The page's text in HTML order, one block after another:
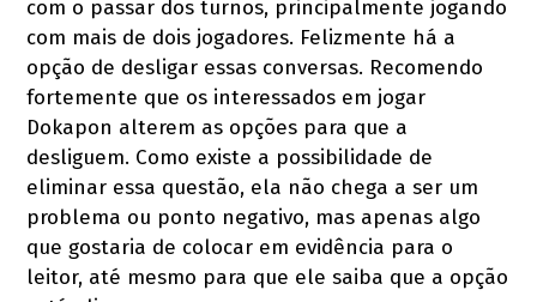
com o passar dos turnos, principalmente jogando
com mais de dois jogadores. Felizmente há a
opção de desligar essas conversas. Recomendo
fortemente que os interessados em jogar
Dokapon alterem as opções para que a
desliguem. Como existe a possibilidade de
eliminar essa questão, ela não chega a ser um
problema ou ponto negativo, mas apenas algo
que gostaria de colocar em evidência para o
leitor, até mesmo para que ele saiba que a opção